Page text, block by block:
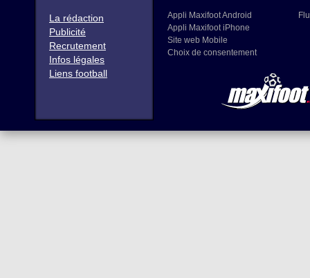
La rédaction
Publicité
Recrutement
Infos légales
Liens football
Appli Maxifoot Android
Appli Maxifoot iPhone
Site web Mobile
Choix de consentement